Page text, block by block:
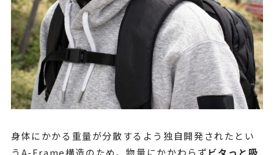
身体にかかる重量が分散するよう独自開発されたとい
うA-Frame構造のため、物量にかかわらずビタっと吸